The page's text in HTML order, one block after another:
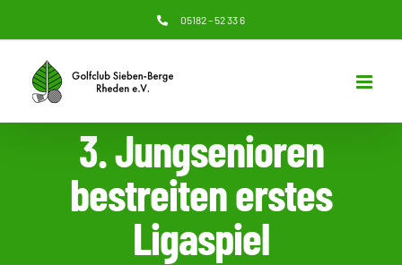
Inhalt
springen
05182 – 52 33 6
3. Jungsenioren
bestreiten erstes
Ligaspiel